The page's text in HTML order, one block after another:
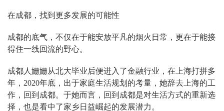
在成都，找到更多发展的可能性
成都的底气，不仅在于能安放平凡的烟火日常，更在于能接
得住一线回流的野心。
成都人姗姗从北大毕业后便进入了金融行业，在上海打拼多
年，2020年底，出于家庭生活规划的考量，她辞去上海的工
作，回到成都。于她而言，回到成都是对生活方式的重新选
择，也是看中了家乡日益崛起的发展潜力。